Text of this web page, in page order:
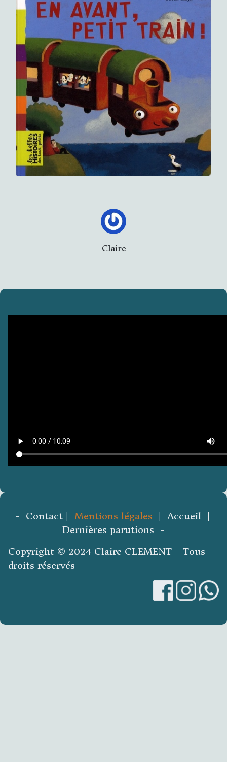
Claire
- Contact | Mentions légales | Accueil |
Dernières parutions -
Copyright © 2024 Claire CLEMENT - Tous
droits réservés